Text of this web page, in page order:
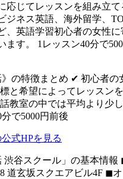
応じてレッスンを組み立
ジネス英語、海外留学、
、英語学習初心者の女性に
ます。 1レッスン40分で
》の特徴まとめ ✔ 初心者の
と希望によってレッスン
教室の中では平均より少
で5000円前後
式HPを見る
渋谷スクール」の基本情
道玄坂スクエアビル4F ◼